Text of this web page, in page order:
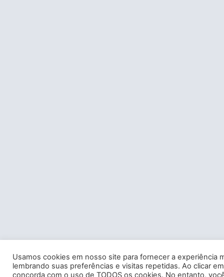
Usamos cookies em nosso site para fornecer a experiência
lembrando suas preferências e visitas repetidas. Ao clicar
concorda com o uso de TODOS os cookies. No entanto,